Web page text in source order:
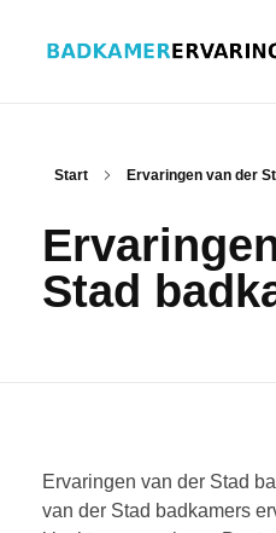
ERVARINGEN BADKAMERS
Start Ervaringen van der
Stad
Ervaringen van der Stad
van der Stad badkamers